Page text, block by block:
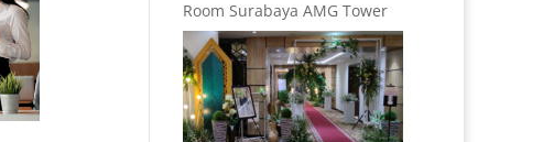
Room Surabaya AMG Tower